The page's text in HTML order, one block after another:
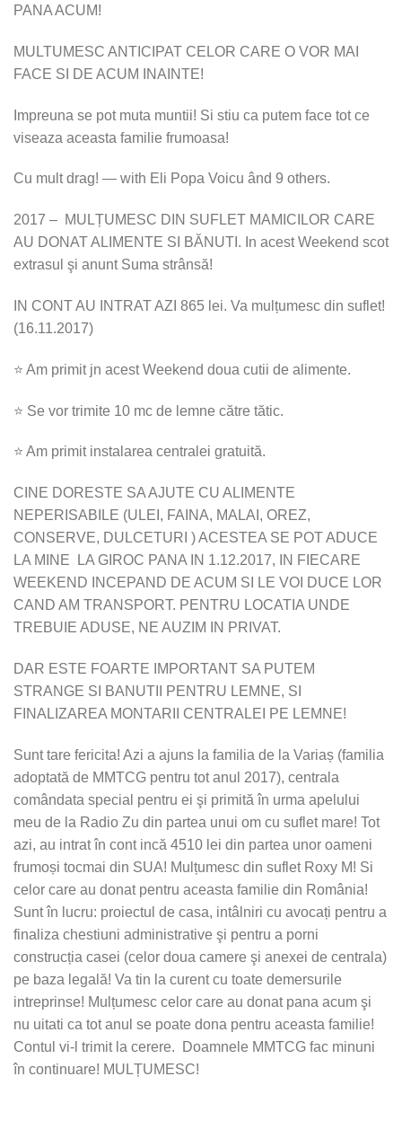
PANA ACUM!
MULTUMESC ANTICIPAT CELOR CARE O VOR MAI
FACE SI DE ACUM INAINTE!
Impreuna se pot muta muntii! Si stiu ca putem face tot ce
viseaza aceasta familie frumoasa!
Cu mult drag! — with Eli Popa Voicu ând 9 others.
2017 – MULȚUMESC DIN SUFLET MAMICILOR CARE
AU DONAT ALIMENTE SI BĂNUTI. In acest Weekend scot
extrasul şi anunt Suma strânsă!
IN CONT AU INTRAT AZI 865 lei. Va mulțumesc din suflet!
(16.11.2017)
⭐ Am primit jn acest Weekend doua cutii de alimente.
⭐ Se vor trimite 10 mc de lemne către tătic.
⭐ Am primit instalarea centralei gratuită.
CINE DORESTE SA AJUTE CU ALIMENTE
NEPERISABILE (ULEI, FAINA, MALAI, OREZ,
CONSERVE, DULCETURI ) ACESTEA SE POT ADUCE
LA MINE LA GIROC PANA IN 1.12.2017, IN FIECARE
WEEKEND INCEPAND DE ACUM SI LE VOI DUCE LOR
CAND AM TRANSPORT. PENTRU LOCATIA UNDE
TREBUIE ADUSE, NE AUZIM IN PRIVAT.
DAR ESTE FOARTE IMPORTANT SA PUTEM
STRANGE SI BANUTII PENTRU LEMNE, SI
FINALIZAREA MONTARII CENTRALEI PE LEMNE!
Sunt tare fericita! Azi a ajuns la familia de la Variaș (familia
adoptată de MMTCG pentru tot anul 2017), centrala
comândata special pentru ei şi primită în urma apelului
meu de la Radio Zu din partea unui om cu suflet mare! Tot
azi, au intrat în cont incă 4510 lei din partea unor oameni
frumoși tocmai din SUA! Mulțumesc din suflet Roxy M! Si
celor care au donat pentru aceasta familie din România!
Sunt în lucru: proiectul de casa, intâlniri cu avocați pentru a
finaliza chestiuni administrative şi pentru a porni
construcția casei (celor doua camere şi anexei de centrala)
pe baza legală! Va tin la curent cu toate demersurile
intreprinse! Mulțumesc celor care au donat pana acum şi
nu uitati ca tot anul se poate dona pentru aceasta familie!
Contul vi-l trimit la cerere. Doamnele MMTCG fac minuni
în continuare! MULȚUMESC!